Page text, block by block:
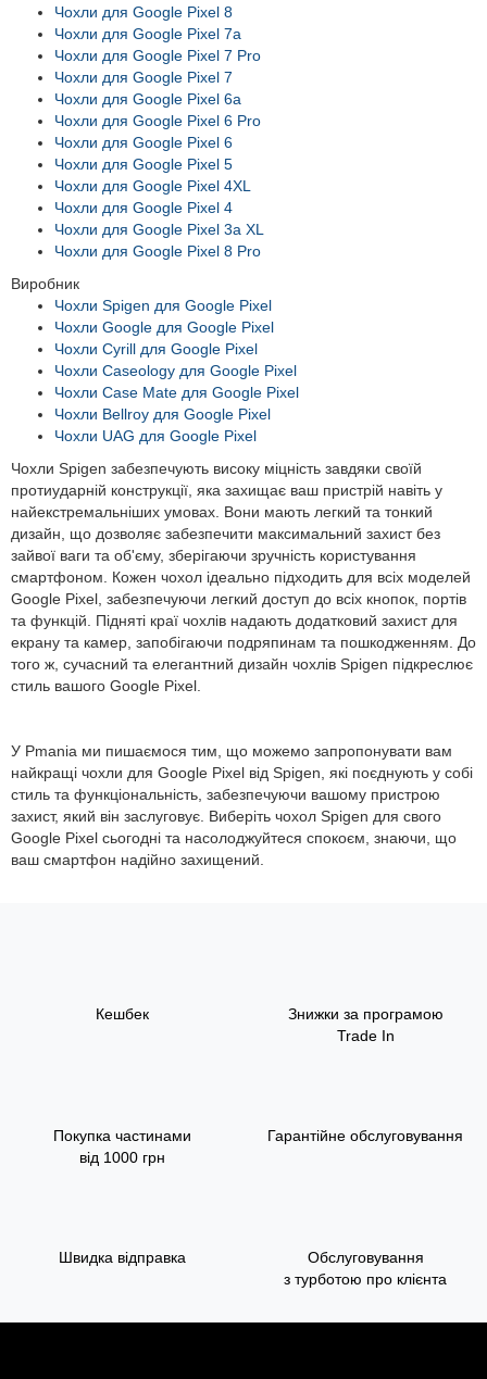
Чохли для Google Pixel 8
Чохли для Google Pixel 7a
Чохли для Google Pixel 7 Pro
Чохли для Google Pixel 7
Чохли для Google Pixel 6a
Чохли для Google Pixel 6 Pro
Чохли для Google Pixel 6
Чохли для Google Pixel 5
Чохли для Google Pixel 4XL
Чохли для Google Pixel 4
Чохли для Google Pixel 3a XL
Чохли для Google Pixel 8 Pro
Виробник
Чохли Spigen для Google Pixel
Чохли Google для Google Pixel
Чохли Cyrill для Google Pixel
Чохли Caseology для Google Pixel
Чохли Case Mate для Google Pixel
Чохли Bellroy для Google Pixel
Чохли UAG для Google Pixel
Чохли Spigen забезпечують високу міцність завдяки своїй
протиударній конструкції, яка захищає ваш пристрій навіть у
найекстремальніших умовах. Вони мають легкий та тонкий
дизайн, що дозволяє забезпечити максимальний захист без
зайвої ваги та об'єму, зберігаючи зручність користування
смартфоном. Кожен чохол ідеально підходить для всіх моделей
Google Pixel, забезпечуючи легкий доступ до всіх кнопок, портів
та функцій. Підняті краї чохлів надають додатковий захист для
екрану та камер, запобігаючи подряпинам та пошкодженням. До
того ж, сучасний та елегантний дизайн чохлів Spigen підкреслює
стиль вашого Google Pixel.
У Pmania ми пишаємося тим, що можемо запропонувати вам
найкращі чохли для Google Pixel від Spigen, які поєднують у собі
стиль та функціональність, забезпечуючи вашому пристрою
захист, який він заслуговує. Виберіть чохол Spigen для свого
Google Pixel сьогодні та насолоджуйтеся спокоєм, знаючи, що
ваш смартфон надійно захищений.
Кешбек
Знижки за програмою
Trade In
Покупка частинами
від 1000 грн
Гарантійне обслуговування
Швидка відправка
Обслуговування
з турботою про клієнта